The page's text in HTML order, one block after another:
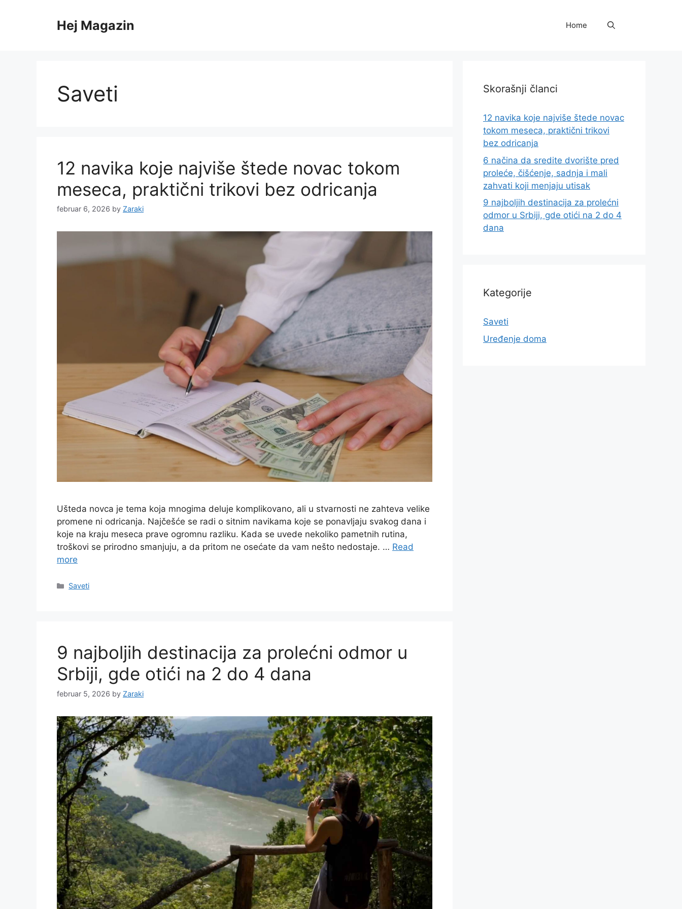
Hej Magazin Home
Saveti
12 navika koje najviše štede novac tokom
meseca, praktični trikovi bez odricanja
februar 6, 2026 by Zaraki
Ušteda novca je tema koja mnogima deluje komplikovano, ali u stvarnosti ne zahteva velike
promene ni odricanja. Najčešće se radi o sitnim navikama koje se ponavljaju svakog dana i
koje na kraju meseca prave ogromnu razliku. Kada se uvede nekoliko pametnih rutina,
troškovi se prirodno smanjuju, a da pritom ne osećate da vam nešto nedostaje. … Read
more
Categories
Saveti
9 najboljih destinacija za prolećni odmor u
Srbiji, gde otići na 2 do 4 dana
februar 5, 2026 by Zaraki
Skorašnji članci
12 navika koje najviše štede novac
tokom meseca, praktični trikovi
bez odricanja
6 načina da sredite dvorište pred
proleće, čišćenje, sadnja i mali
zahvati koji menjaju utisak
9 najboljih destinacija za prolećni
odmor u Srbiji, gde otići na 2 do 4
dana
Kategorije
Saveti
Uređenje doma